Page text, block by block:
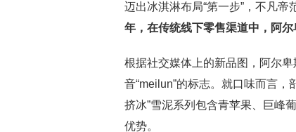
迈出冰淇淋布局“第一步”，不凡帝
年，在传统线下零售渠道中，阿尔
根据社交媒体上的新品图，阿尔
音“meilun”的标志。就口味而言，
挤冰”雪泥系列包含青苹果、巨峰
优势。